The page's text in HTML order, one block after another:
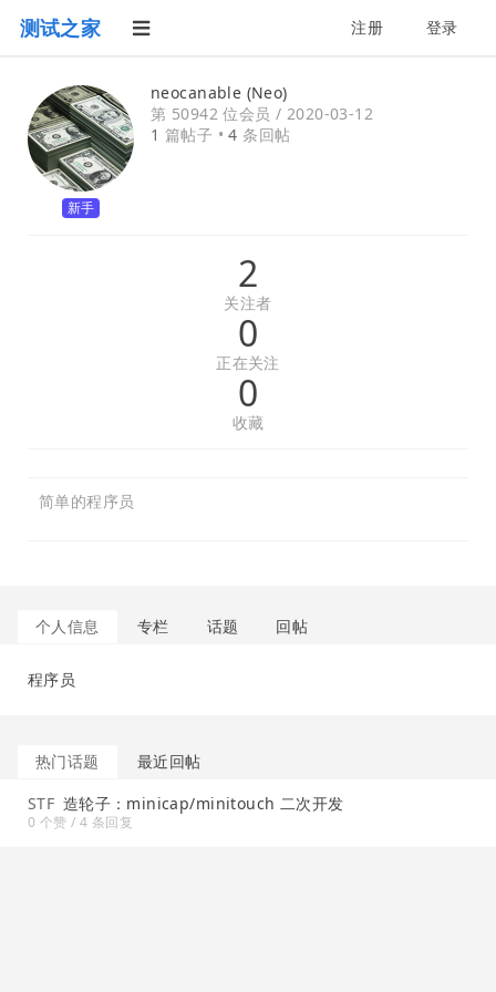
测试之家 注册 登录
新手
neocanable (Neo)
第 50942 位会员 / 2020-03-12
1 篇帖子 •4 条回帖
2
关注者
0
正在关注
0
收藏
简单的程序员
个人信息 专栏 话题 回帖
程序员
热门话题
最近回帖
STF 造轮子：minicap/minitouch 二次开发
0 个赞 / 4 条回复